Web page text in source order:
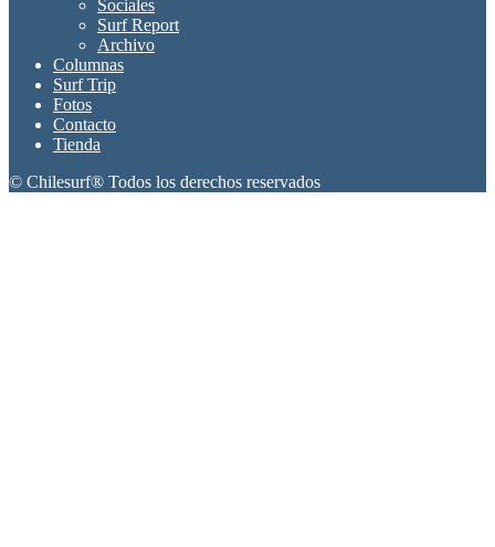
Sociales
Surf Report
Archivo
Columnas
Surf Trip
Fotos
Contacto
Tienda
© Chilesurf® Todos los derechos reservados